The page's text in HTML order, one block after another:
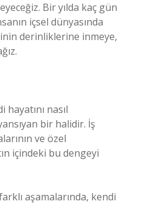
Bir yılda kaç gün
içsel dünyasında
derinliklerine inmeye,
nasıl
bir halidir. İş
ve özel
içindeki bu dengeyi
aşamalarında, kendi